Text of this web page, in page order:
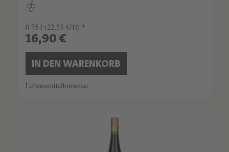
0.75 l (22,53 €/1l) *
16,90 €
IN DEN WARENKORB
Lebensmittelhinweise